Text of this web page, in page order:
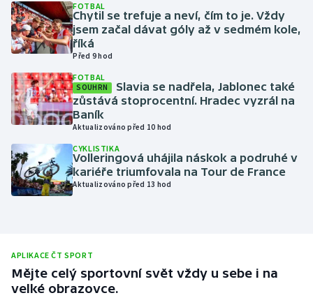
Lezení
Lyže a snowboard
Moderní pětiboj
Motorsport
Olympijské hry
Parasport
Plážový volejbal
Ragby
FOTBAL
Chytil se trefuje a neví, čím to je. Vždy
jsem začal dávat góly až v sedmém kole,
říká
Před 9 hod
FOTBAL
SOUHRN
Slavia se nadřela, Jablonec také
zůstává stoprocentní. Hradec vyzrál na
Baník
Aktualizováno před 10 hod
CYKLISTIKA
Volleringová uhájila náskok a podruhé v
kariéře triumfovala na Tour de France
Aktualizováno před 13 hod
APLIKACE ČT SPORT
Mějte celý sportovní svět vždy u sebe i na
velké obrazovce.